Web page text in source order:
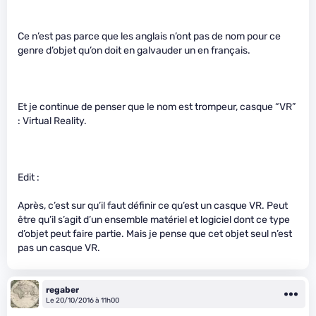
Ce n’est pas parce que les anglais n’ont pas de nom pour ce
genre d’objet qu’on doit en galvauder un en français.
Et je continue de penser que le nom est trompeur, casque “VR”
: Virtual Reality.
Edit :
Après, c’est sur qu’il faut définir ce qu’est un casque VR. Peut
être qu’il s’agit d’un ensemble matériel et logiciel dont ce type
d’objet peut faire partie. Mais je pense que cet objet seul n’est
pas un casque VR.
regaber
Le 20/10/2016 à 11h00